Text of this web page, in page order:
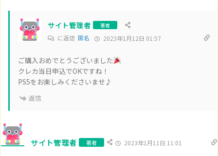
サイト管理者 著者
に返信 匿名 2023年1月12日 01:57
ご購入おめでとうございました
クレカ当日申込でOKですね！
PS5をお楽しみくださいませ♪
返信
サイト管理者 著者 2023年1月11日 11:01